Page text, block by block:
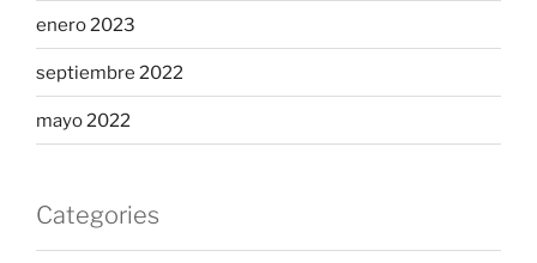
enero 2023
septiembre 2022
mayo 2022
Categories